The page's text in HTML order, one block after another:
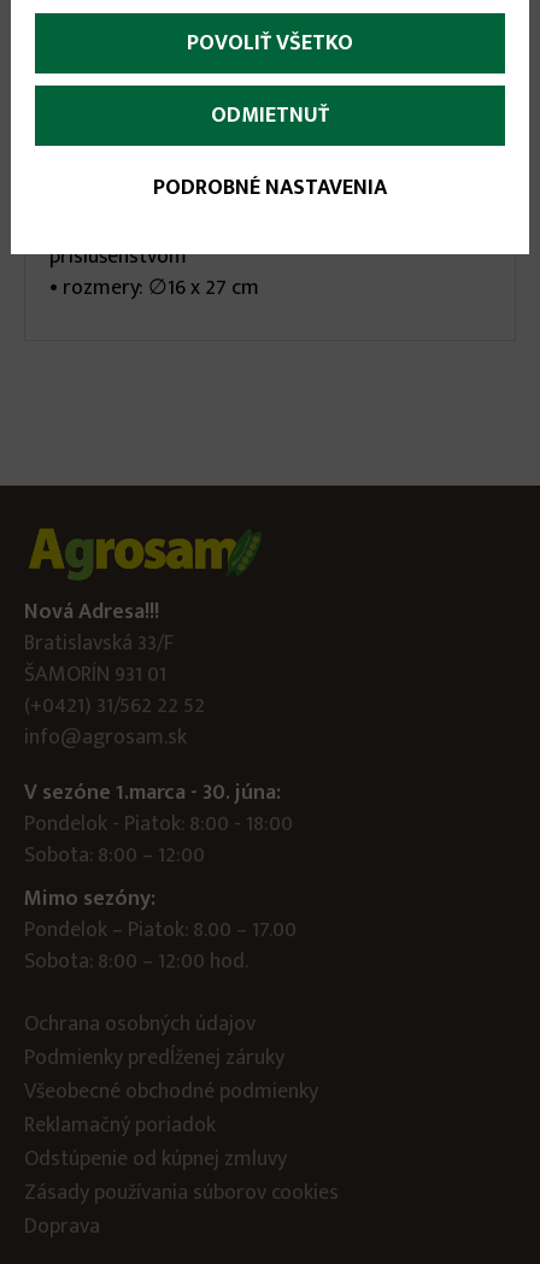
infos
(aktívna
karta)
• 1 ks oranžovej blikajúcej LED
• časovač: 5 h svieti, 19 h pauza
príslušenstvom
• rozmery: ∅16 x 27 cm
Nová Adresa!!!
Bratislavská 33/F
ŠAMORÍN 931 01
(+0421) 31/562 22 52
info@agrosam.sk
V sezóne 1.marca - 30. júna:
Pondelok - Piatok: 8:00 - 18:00
Sobota: 8:00 – 12:00
Mimo sezóny:
Pondelok – Piatok: 8.00 – 17.00
Sobota: 8:00 – 12:00 hod.
Ochrana osobných údajov
Podmienky predĺženej záruky
Všeobecné obchodné podmienky
Reklamačný poriadok
Odstúpenie od kúpnej zmluvy
Zásady používania súborov cookies
Doprava
POVOLIŤ VŠETKO
ODMIETNUŤ
PODROBNÉ NASTAVENIA